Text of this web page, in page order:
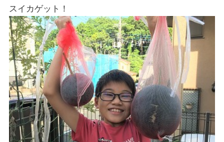
スイカゲット！